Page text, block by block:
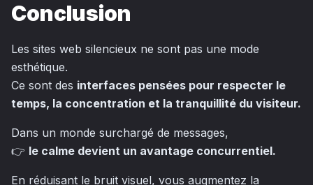
Conclusion
Les sites web silencieux ne sont pas une mode
esthétique.
Ce sont des interfaces pensées pour respecter le
temps, la concentration et la tranquillité du visiteur.
Dans un monde surchargé de messages,
👉 le calme devient un avantage concurrentiel.
En réduisant le bruit visuel, vous augmentez la